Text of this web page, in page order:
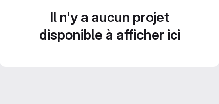
Il n'y a aucun projet
disponible à afficher ici